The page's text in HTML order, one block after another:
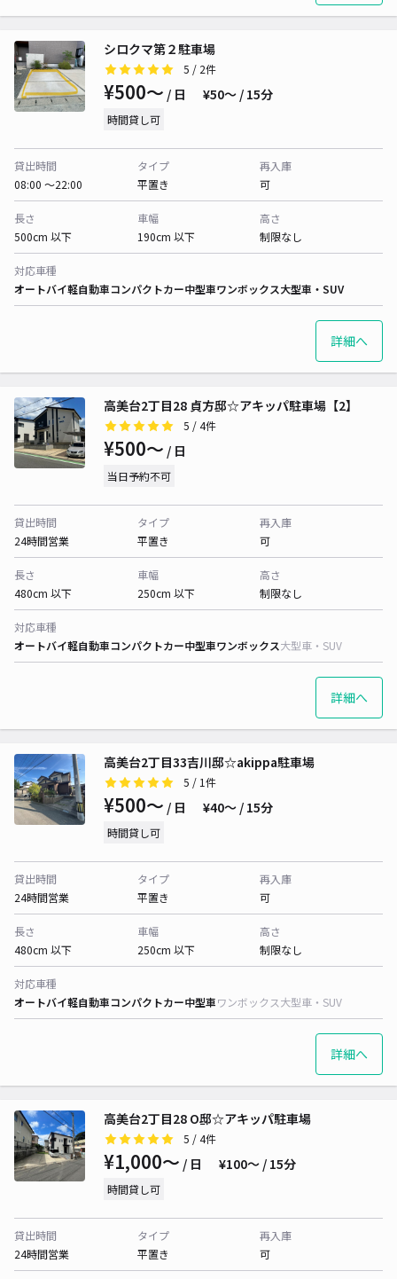
シロクマ第２駐車場
5 / 2件
¥500〜 / 日 ¥50〜 / 15分
時間貸し可
貸出時間
08:00 〜22:00
タイプ
平置き
再入庫
可
長さ
500cm 以下
車幅
190cm 以下
高さ
制限なし
対応車種
オートバイ軽自動車コンパクトカー中型車ワンボックス大型車・SUV
詳細へ
高美台2丁目28 貞方邸☆アキッパ駐車場【2】
5 / 4件
¥500〜 / 日
当日予約不可
貸出時間
24時間営業
タイプ
平置き
再入庫
可
長さ
480cm 以下
車幅
250cm 以下
高さ
制限なし
対応車種
オートバイ軽自動車コンパクトカー中型車ワンボックス大型車・SUV
詳細へ
高美台2丁目33吉川邸☆akippa駐車場
5 / 1件
¥500〜 / 日 ¥40〜 / 15分
時間貸し可
貸出時間
24時間営業
タイプ
平置き
再入庫
可
長さ
480cm 以下
車幅
250cm 以下
高さ
制限なし
対応車種
オートバイ軽自動車コンパクトカー中型車ワンボックス大型車・SUV
詳細へ
高美台2丁目28 O邸☆アキッパ駐車場
5 / 4件
¥1,000〜 / 日 ¥100〜 / 15分
時間貸し可
貸出時間
24時間営業
タイプ
平置き
再入庫
可